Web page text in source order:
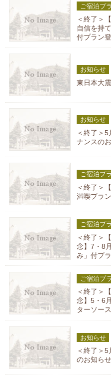
ご宿泊プ
＜終了＞
自信を持
付プラン登
お知らせ
東日本大
お知らせ
＜終了＞
ナンスの
ご宿泊プ
＜終了＞
満喫プラ
ご宿泊プ
＜終了＞
念】7・8
み」付プ
ご宿泊プ
＜終了＞
念】5・6
ターソー
お知らせ
＜終了＞
のお知らせ